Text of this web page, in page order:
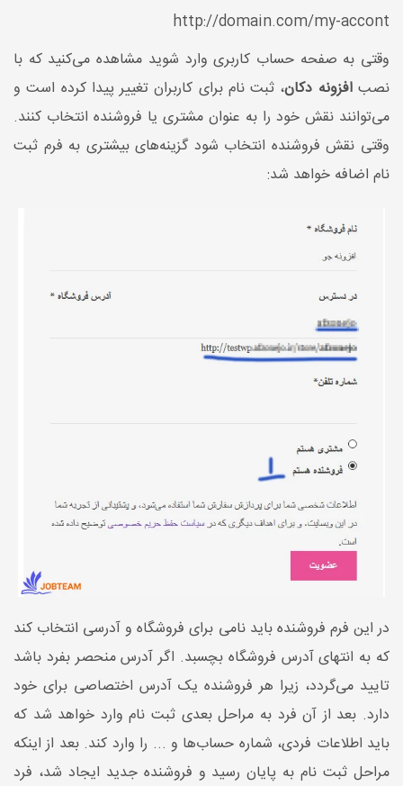
http://domain.com/my-accont
وقتی به صفحه حساب کاربری وارد شوید مشاهده می‌کنید که با
نصبافزونه دکان، ثبت نام برای کاربران تغییر پیدا کرده است و
می‌توانند نقش خود را به عنوان مشتری یا فروشنده انتخاب کنند.
وقتی نقش فروشنده انتخاب شود گزینه‌های بیشتری به فرم ثبت
نام اضافه خواهد شد:
در این فرم فروشنده باید نامی برای فروشگاه و آدرسی انتخاب کند
که به انتهای آدرس فروشگاه بچسبد. اگر آدرس منحصر بفرد باشد
تایید می‌گردد، زیرا هر فروشنده یک آدرس اختصاصی برای خود
دارد. بعد از آن فرد به مراحل بعدی ثبت نام وارد خواهد شد که
باید اطلاعات فردی، شماره حساب‌ها و ... را وارد کند. بعد از اینکه
مراحل ثبت نام به پایان رسید و فروشنده جدید ایجاد شد، فرد